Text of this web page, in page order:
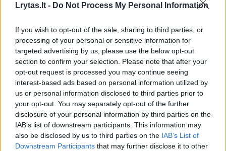
Lrytas.lt - Do Not Process My Personal Information
If you wish to opt-out of the sale, sharing to third parties, or
processing of your personal or sensitive information for
targeted advertising by us, please use the below opt-out
section to confirm your selection. Please note that after your
opt-out request is processed you may continue seeing
interest-based ads based on personal information utilized by
us or personal information disclosed to third parties prior to
your opt-out. You may separately opt-out of the further
disclosure of your personal information by third parties on the
IAB’s list of downstream participants. This information may
also be disclosed by us to third parties on the IAB’s List of
Downstream Participants that may further disclose it to other
demokratines Baltarusijos jėgas, kad ši šalis
Į Baltarusijoje vykstančius rinkimus, kuriuos
Vakarai laiko neteisėtais, platformoje „X“
sureagavo ir užsienio reikalų ministras
Kęstutis Budrys. Kaip pabrėžia Lietuvos
diplomatijos vadovas, šio balsavimo
negalima pavadinti demokratiniu.